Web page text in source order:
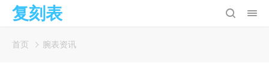
复刻表
首页 腕表资讯